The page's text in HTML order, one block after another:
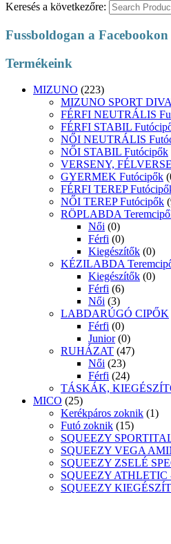
Keresés a következőre:
Fussboldogan a Facebookon
Termékeink
MIZUNO (223)
MIZUNO SPORT
FÉRFI NEUTRÁLIS
FÉRFI STABIL
NŐI NEUTRÁLIS
NŐI STABIL Futócipők
VERSENY,
GYERMEK Futócipők
FÉRFI TEREP
NŐI TEREP Futócipők
RÖPLABDA
Női (0)
Férfi (0)
Kiegészítők (0)
KÉZILABDA
Kiegészítők (0)
Férfi (6)
Női (3)
LABDARÚGÓ CIPŐK
Férfi (0)
Junior (0)
RUHÁZAT (47)
Női (23)
Férfi (24)
TÁSKÁK,
MICO (25)
Kerékpáros zoknik (1)
Futó zoknik (15)
SQUEEZY
SQUEEZY VEGA
SQUEEZY ZSELÉ
SQUEEZY
SQUEEZY